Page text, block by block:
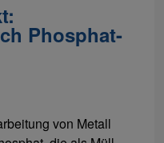
Phosphat-
von Metall